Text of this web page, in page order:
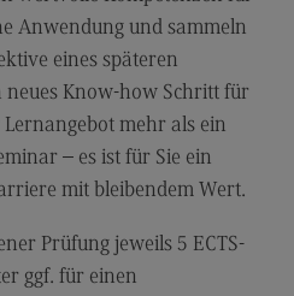
Anwendung und sammeln
eines späteren
neues Know-how Schritt für
mehr als ein
– es ist für Sie ein
mit bleibendem Wert.
Prüfung jeweils 5 ECTS-
ggf. für einen